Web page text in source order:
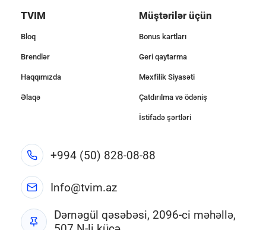
TVIM
Bloq
Brendlər
Haqqımızda
Əlaqə
Müştərilər üçün
Bonus kartları
Geri qaytarma
Məxfilik Siyasəti
Çatdırılma və ödəniş
İstifadə şərtləri
+994 (50) 828-08-88
Info@tvim.az
Dərnəgül qəsəbəsi, 2096-ci məhəllə,